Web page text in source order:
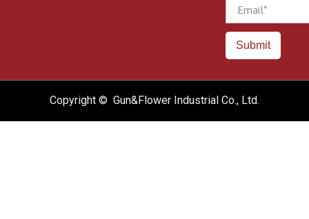
Submit
Copyright © Gun&Flower Industrial Co., Ltd.